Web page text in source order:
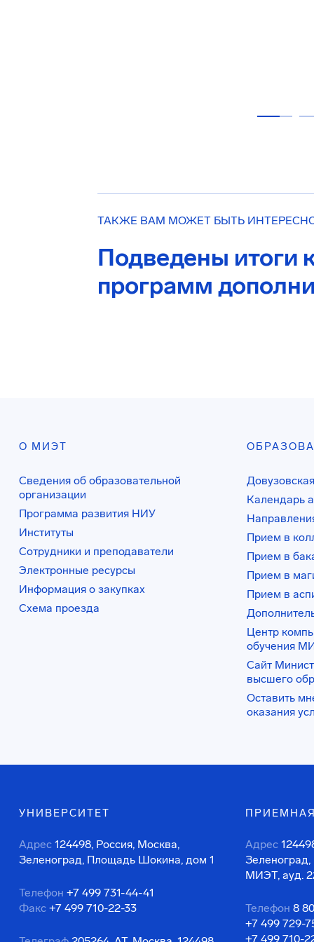
ТАКЖЕ ВАМ МОЖЕТ БЫТЬ
Подведены итоги
программ
О МИЭТ
Сведения об образовательной
организации
Программа развития НИУ
Институты
Сотрудники и преподаватели
Электронные ресурсы
Информация о закупках
Схема проезда
Календарь
Прием в
Прием в
Прием в
Прием в
Центр
обучения
Сайт
высшего
Оставить
оказания
УНИВЕРСИТЕТ
Адрес 124498, Россия, Москва,
Зеленоград, Площадь Шокина, дом 1
Телефон +7 499 731-44-41
Факс +7 499 710-22-33
Адрес
МИЭТ, ауд.
Телефон 8
+7 499 729-
+7 499 710-